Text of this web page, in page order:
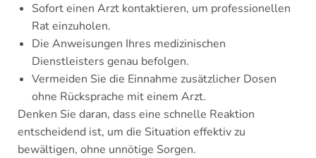
Sofort einen Arzt kontaktieren, um professionellen
Rat einzuholen.
Die Anweisungen Ihres medizinischen
Dienstleisters genau befolgen.
Vermeiden Sie die Einnahme zusätzlicher Dosen
ohne Rücksprache mit einem Arzt.
Denken Sie daran, dass eine schnelle Reaktion
entscheidend ist, um die Situation effektiv zu
bewältigen, ohne unnötige Sorgen.